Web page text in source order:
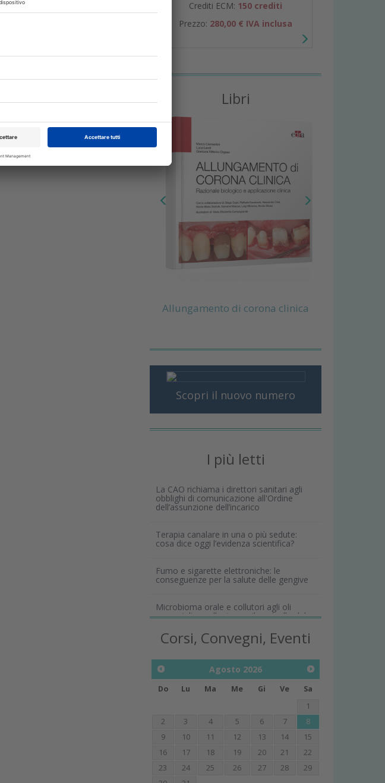
Crediti ECM: 150 crediti
Prezzo: 280,00 € IVA inclusa
Libri
Allungamento di corona clinica
Scopri il nuovo numero
I più letti
La CAO richiama i direttori sanitari agli
obblighi di comunicazione all'Ordine
dell’assunzione dell’incarico
Terapia canalare in una o più sedute:
cosa dice oggi l’evidenza scientifica?
Fumo e sigarette elettroniche: le
conseguenze per la salute delle gengive
Microbioma orale e collutori agli oli
essenziali: un alleato per il controllo del
Corsi, Convegni, Eventi
Agosto 2026
Do Lu Ma Me Gi Ve
Sa
1
2
3 4 5 6 7
8
9
10 11 12 13 14
15
16
17 18 19 20 21
22
23
24 25 26 27 28
29